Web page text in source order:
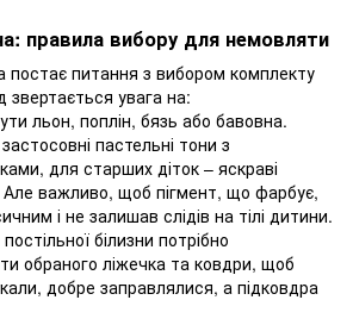
правила вибору для немовляти
постає питання з вибором комплекту
звертається увага на:
льон, поплін, бязь або бавовна.
пастельні тони з
для старших діток – яскраві
Але важливо, щоб пігмент, що фарбує,
і не залишав слідів на тілі дитини.
білизни потрібно
обраного ліжечка та ковдри, щоб
добре заправлялися, а підковдра